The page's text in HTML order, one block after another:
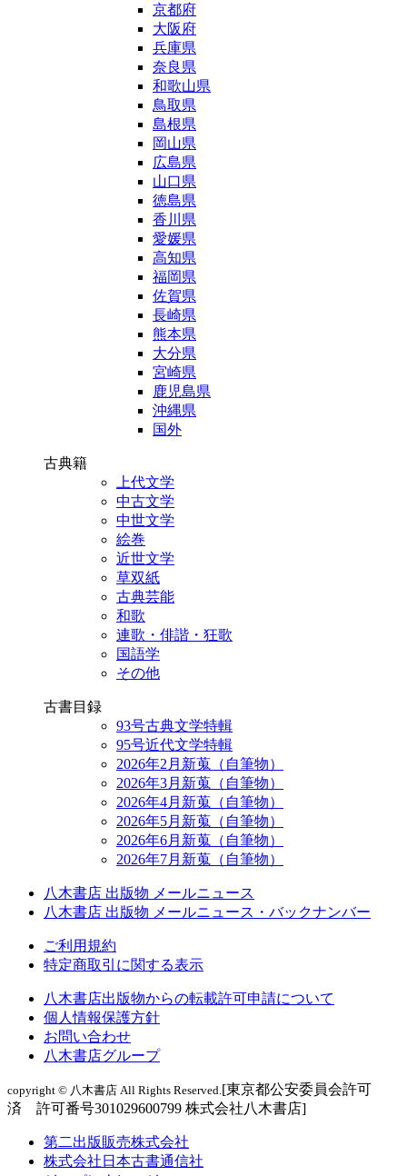
京都府
大阪府
兵庫県
奈良県
和歌山県
鳥取県
島根県
岡山県
広島県
山口県
徳島県
香川県
愛媛県
高知県
福岡県
佐賀県
長崎県
熊本県
大分県
宮崎県
鹿児島県
沖縄県
国外
古典籍
上代文学
中古文学
中世文学
絵巻
近世文学
草双紙
古典芸能
和歌
連歌・俳諧・狂歌
国語学
その他
古書目録
93号古典文学特輯
95号近代文学特輯
2026年2月新蒐（自筆物）
2026年3月新蒐（自筆物）
2026年4月新蒐（自筆物）
2026年5月新蒐（自筆物）
2026年6月新蒐（自筆物）
2026年7月新蒐（自筆物）
八木書店 出版物 メールニュース
八木書店 出版物 メールニュース・バックナンバー
ご利用規約
特定商取引に関する表示
八木書店出版物からの転載許可申請について
個人情報保護方針
お問い合わせ
八木書店グループ
copyright © 八木書店 All Rights Reserved.[東京都公安委員会許可
済 許可番号301029600799 株式会社八木書店]
第二出版販売株式会社
株式会社日本古書通信社